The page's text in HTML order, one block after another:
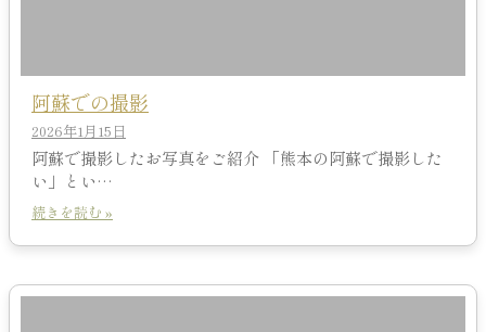
阿蘇での撮影
2026年1月15日
阿蘇で撮影したお写真をご紹介 「熊本の阿蘇で撮影した
い」とい…
続きを読む »